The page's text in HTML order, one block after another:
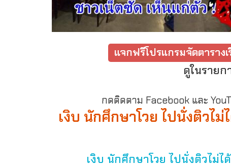
แจกฟรีโปรแกรมจัดตาราง
ดูในรายก
กดติดตาม Facebook และ
เงิบ นักศึกษาโวย ไปนั่งติวไ
เงิบ นักศึกษาโวย ไปนั่งติวไม่